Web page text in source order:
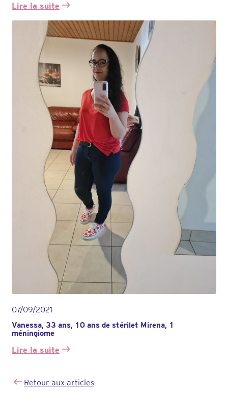
Lire la suite
:
Fiche
Opération
Méningiome
07/09/2021
Vanessa, 33 ans, 10 ans de stérilet Mirena, 1
méningiome
Lire la suite
:
ans,Retour aux articles